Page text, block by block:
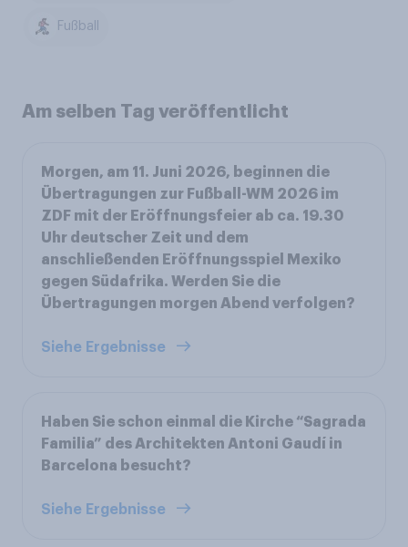
Fußball
Am selben Tag veröffentlicht
Morgen, am 11. Juni 2026, beginnen die
Übertragungen zur Fußball-WM 2026 im
ZDF mit der Eröffnungsfeier ab ca. 19.30
Uhr deutscher Zeit und dem
anschließenden Eröffnungsspiel Mexiko
gegen Südafrika. Werden Sie die
Übertragungen morgen Abend verfolgen?
Siehe Ergebnisse
Haben Sie schon einmal die Kirche “Sagrada
Familia” des Architekten Antoni Gaudí in
Barcelona besucht?
Siehe Ergebnisse